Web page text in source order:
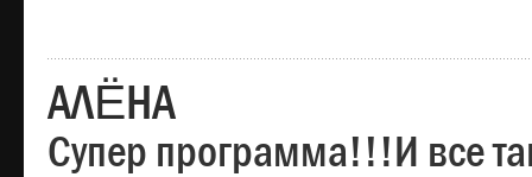
АЛЁНА
Супер программа!!!И все